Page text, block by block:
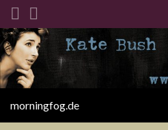
Search for:
morningfog.de